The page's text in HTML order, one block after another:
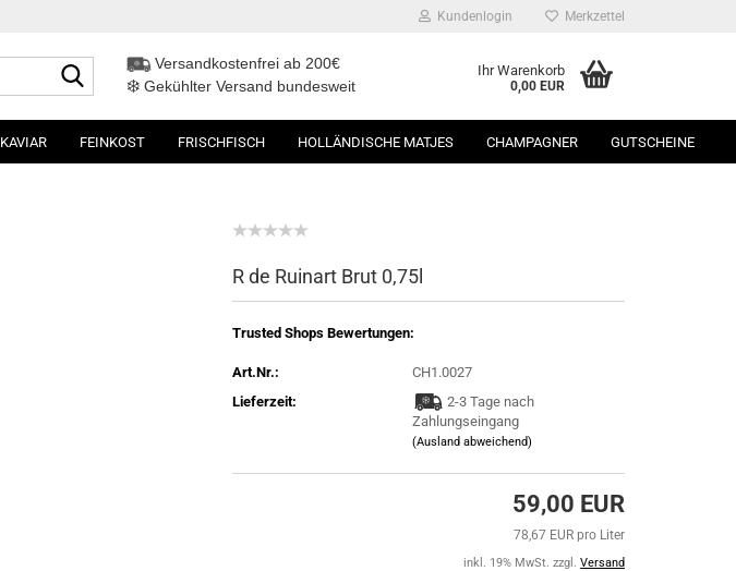
Kundenlogin Merkzettel
Lieblingsprodukt
suchen...
Versandkostenfrei ab 200€
❄️ Gekühlter Versand bundesweit
Ihr Warenkorb
0,00 EUR
KAVIAR FEINKOST FRISCHFISCH HOLLÄNDISCHE MATJES CHAMPAGNER GUTSCHEINE
R de Ruinart Brut 0,75l
Trusted Shops Bewertungen:
Art.Nr.:
CH1.0027
Lieferzeit:
2-3 Tage nach
Zahlungseingang
(Ausland abweichend)
59,00 EUR
78,67 EUR pro Liter
inkl. 19% MwSt. zzgl. Versand